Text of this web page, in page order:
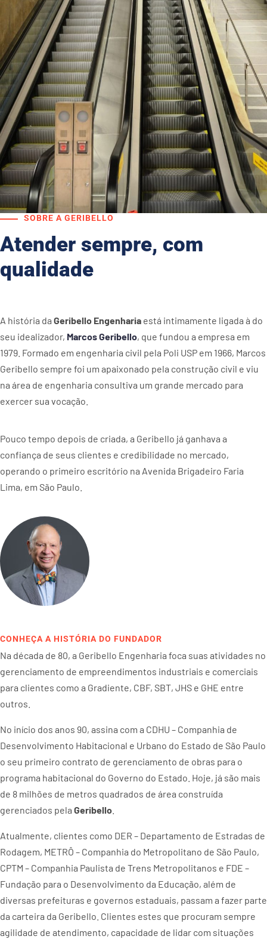
SOBRE A GERIBELLO
Atender sempre, com
qualidade
A história da Geribello Engenharia está intimamente ligada à do
seu idealizador, Marcos Geribello, que fundou a empresa em
1979. Formado em engenharia civil pela Poli USP em 1966, Marcos
Geribello sempre foi um apaixonado pela construção civil e viu
na área de engenharia consultiva um grande mercado para
exercer sua vocação.
Pouco tempo depois de criada, a Geribello já ganhava a
confiança de seus clientes e credibilidade no mercado,
operando o primeiro escritório na Avenida Brigadeiro Faria
Lima, em São Paulo.
CONHEÇA A HISTÓRIA DO FUNDADOR
Na década de 80, a Geribello Engenharia foca suas atividades no
gerenciamento de empreendimentos industriais e comerciais
para clientes como a Gradiente, CBF, SBT, JHS e GHE entre
outros.
No início dos anos 90, assina com a CDHU – Companhia de
Desenvolvimento Habitacional e Urbano do Estado de São Paulo
o seu primeiro contrato de gerenciamento de obras para o
programa habitacional do Governo do Estado. Hoje, já são mais
de 8 milhões de metros quadrados de área construída
gerenciados pela Geribello
Atualmente, clientes como DER – Departamento de Estradas de
Rodagem, METRÔ – Companhia do Metropolitano de São Paulo,
CPTM – Companhia Paulista de Trens Metropolitanos e FDE –
Fundação para o Desenvolvimento da Educação, além de
diversas prefeituras e governos estaduais, passam a fazer parte
da carteira da Geribello. Clientes estes que procuram sempre
agilidade de atendimento, capacidade de lidar com situações